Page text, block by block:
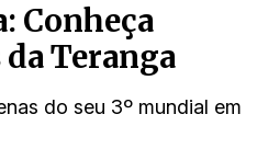
Conheça
da Teranga
do seu 3º mundial em